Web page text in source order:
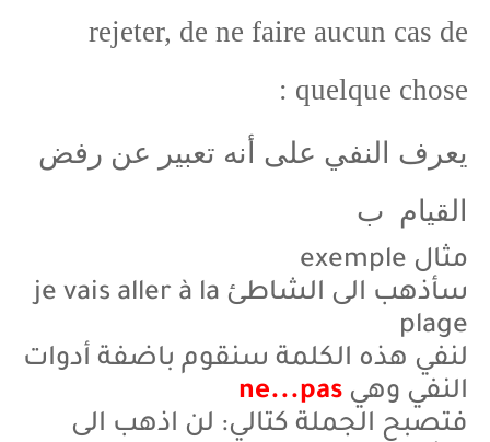
rejeter, de ne faire aucun cas de
quelque chose :
يعرف النفي على أنه تعبير عن رفض
القيام ب
مثال exemple
سأذهب الى الشاطئ je vais aller à la
plage
لنفي هذه الكلمة سنقوم باضفة أدوات
النفي وهي ne...pas
فتصبح الجملة كتالي: لن اذهب الى